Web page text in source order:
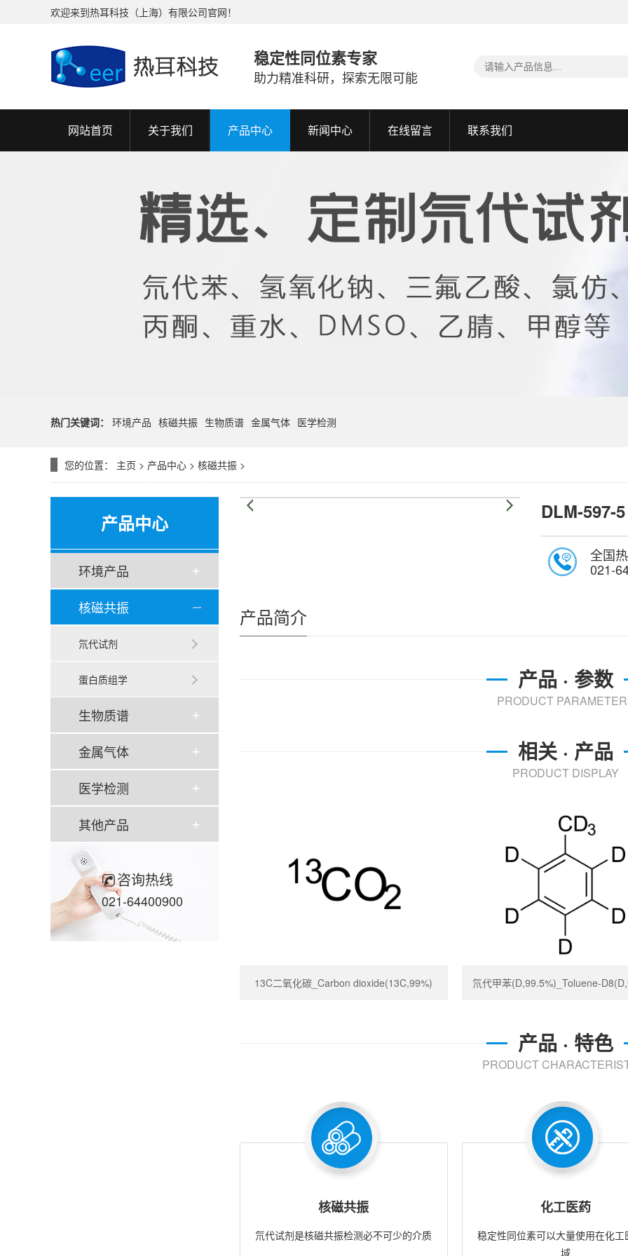
欢迎来到热耳科技（上海）有限公司官网！
稳定性同位素专家
助力精准科研，探索无限可能
网站首页 关于我们 产品中心 新闻中心 在线留言 联系我们
热门关键词： 环境产品 核磁共振 生物质谱 金属气体 医学检测
您的位置： 主页 > 产品中心 > 核磁共振 >
产品中心
环境产品
核磁共振
氘代试剂
蛋白质组学
生物质谱
金属气体
医学检测
其他产品
咨询热线
021-64400900
DLM-597-5
全国
021-
产品简介
产品 · 参数
PRODUCT
相关 · 产品
PRODUCT DISPLAY
13C二氧化碳_Carbon dioxide(13C,99%) 氘代甲苯(D,99.5%)_Toluene-
产品 · 特色
PRODUCT
核磁共振
氘代试剂是核磁共振检测必不可少的介质
化工医药
稳定性同位素可以大量使用在化工
域